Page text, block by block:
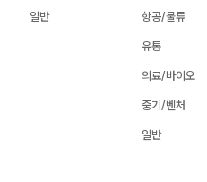
일반 항공/물류
유통
의료/바이오
중기/벤처
일반